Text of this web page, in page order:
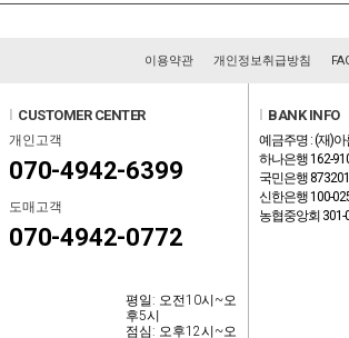
이용약관 개인정보취급방침
CUSTOMER CENTER
개인고객
070-4942-6399
도매고객
070-4942-0772
평일: 오전10시~오
후5시
점심: 오후12시~오
BANK INFO
예금주명 : (재)
하나은행 162-
국민은행
신한은행 100-
농협중앙회 301-